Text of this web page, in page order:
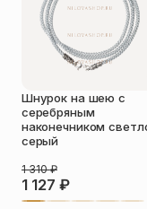
Пока нет
Шнурок на шею с
серебряным
наконечником
серый
1 127 ₽
1 310₽